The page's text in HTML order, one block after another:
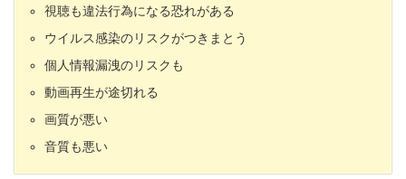
視聴も違法行為になる恐れがある
ウイルス感染のリスクがつきまとう
個人情報漏洩のリスクも
動画再生が途切れる
画質が悪い
音質も悪い